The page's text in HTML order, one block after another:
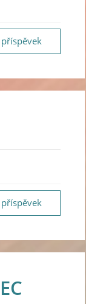
příspěvek
příspěvek